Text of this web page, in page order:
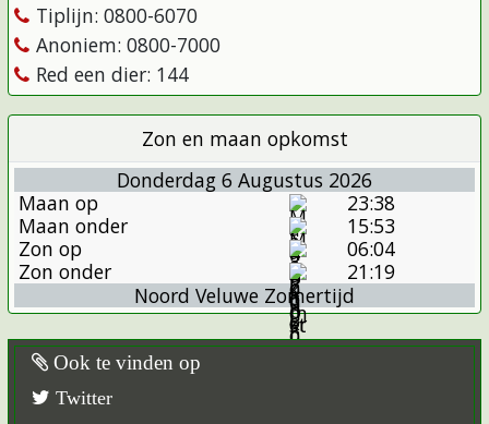
Tiplijn: 0800-6070
Anoniem: 0800-7000
Red een dier: 144
Zon en maan opkomst
Donderdag 6 Augustus 2026
Maan op
23:38
Maan onder
15:53
Zon op
06:04
Zon onder
21:19
Noord Veluwe Zomertijd
Ook te vinden op
Twitter